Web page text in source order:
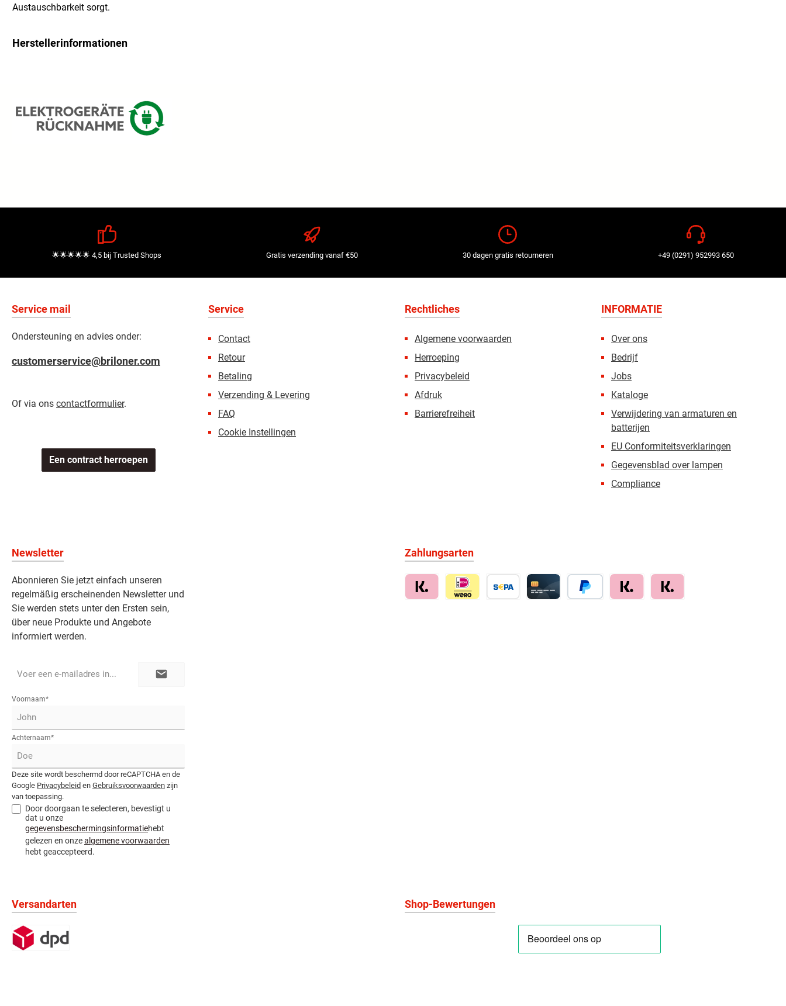
Austauschbarkeit sorgt.
Herstellerinformationen
🌟🌟🌟🌟🌟 4,5 bij Trusted Shops Gratis verzending vanaf €50 30 dagen gratis retourneren +49 (0291) 952993 650
Service mail
Ondersteuning en advies onder:
customerservice@briloner.com
Of via ons contactformulier.
Een contract herroepen
Service
Contact
Retour
Betaling
Verzending & Levering
FAQ
Cookie Instellingen
Rechtliches
Algemene voorwaarden
Herroeping
Privacybeleid
Afdruk
Barrierefreiheit
INFORMATIE
Over ons
Bedrijf
Jobs
Kataloge
Verwijdering van armaturen en
batterijen
EU Conformiteitsverklaringen
Gegevensblad over lampen
Compliance
Newsletter
Abonnieren Sie jetzt einfach unseren
regelmäßig erscheinenden Newsletter und
Sie werden stets unter den Ersten sein,
über neue Produkte und Angebote
informiert werden.
mailadres*
Voornaam*
Achternaam*
Deze site wordt beschermd door reCAPTCHA en de
Google Privacybeleid en Gebruiksvoorwaarden zijn
van toepassing.
Door doorgaan te selecteren, bevestigt u
dat u onze
gegevensbeschermingsinformatiehebt
gelezen en onzealgemene voorwaarden
hebt geaccepteerd.
Zahlungsarten
Versandarten Shop-Bewertungen